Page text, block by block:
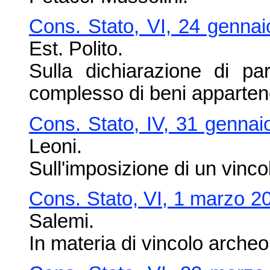
Cons. Stato, VI, 24
Est. Polito.
Sulla dichiarazione di
complesso di beni
Cons. Stato, IV, 31
Leoni.
Sull'imposizione di un
Cons. Stato, VI, 1 marzo
Salemi.
In materia di vincolo